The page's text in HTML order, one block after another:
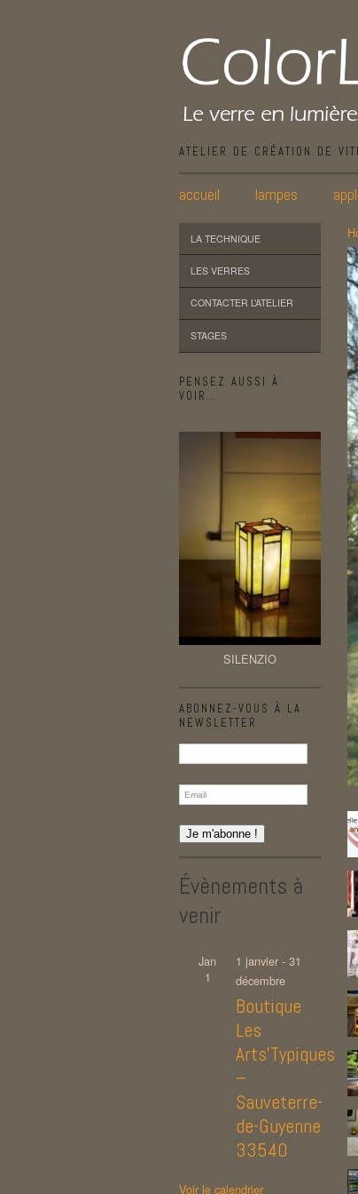
ATELIER DE CRÉATION DE
accueil lampes
LA TECHNIQUE
LES VERRES
CONTACTER L’ATELIER
STAGES
PENSEZ AUSSI À
VOIR…
SILENZIO
ABONNEZ-VOUS À LA
NEWSLETTER
Évènements à
venir
Jan
1
1 janvier - 31
décembre
Boutique
Les
Arts’Typiques
–
Sauveterre-
de-Guyenne
33540
Voir le calendrier